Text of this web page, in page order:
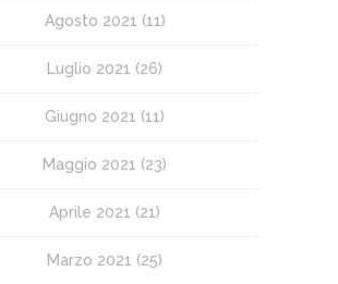
Agosto 2021 (11)
Luglio 2021 (26)
Giugno 2021 (11)
Maggio 2021 (23)
Aprile 2021 (21)
Marzo 2021 (25)